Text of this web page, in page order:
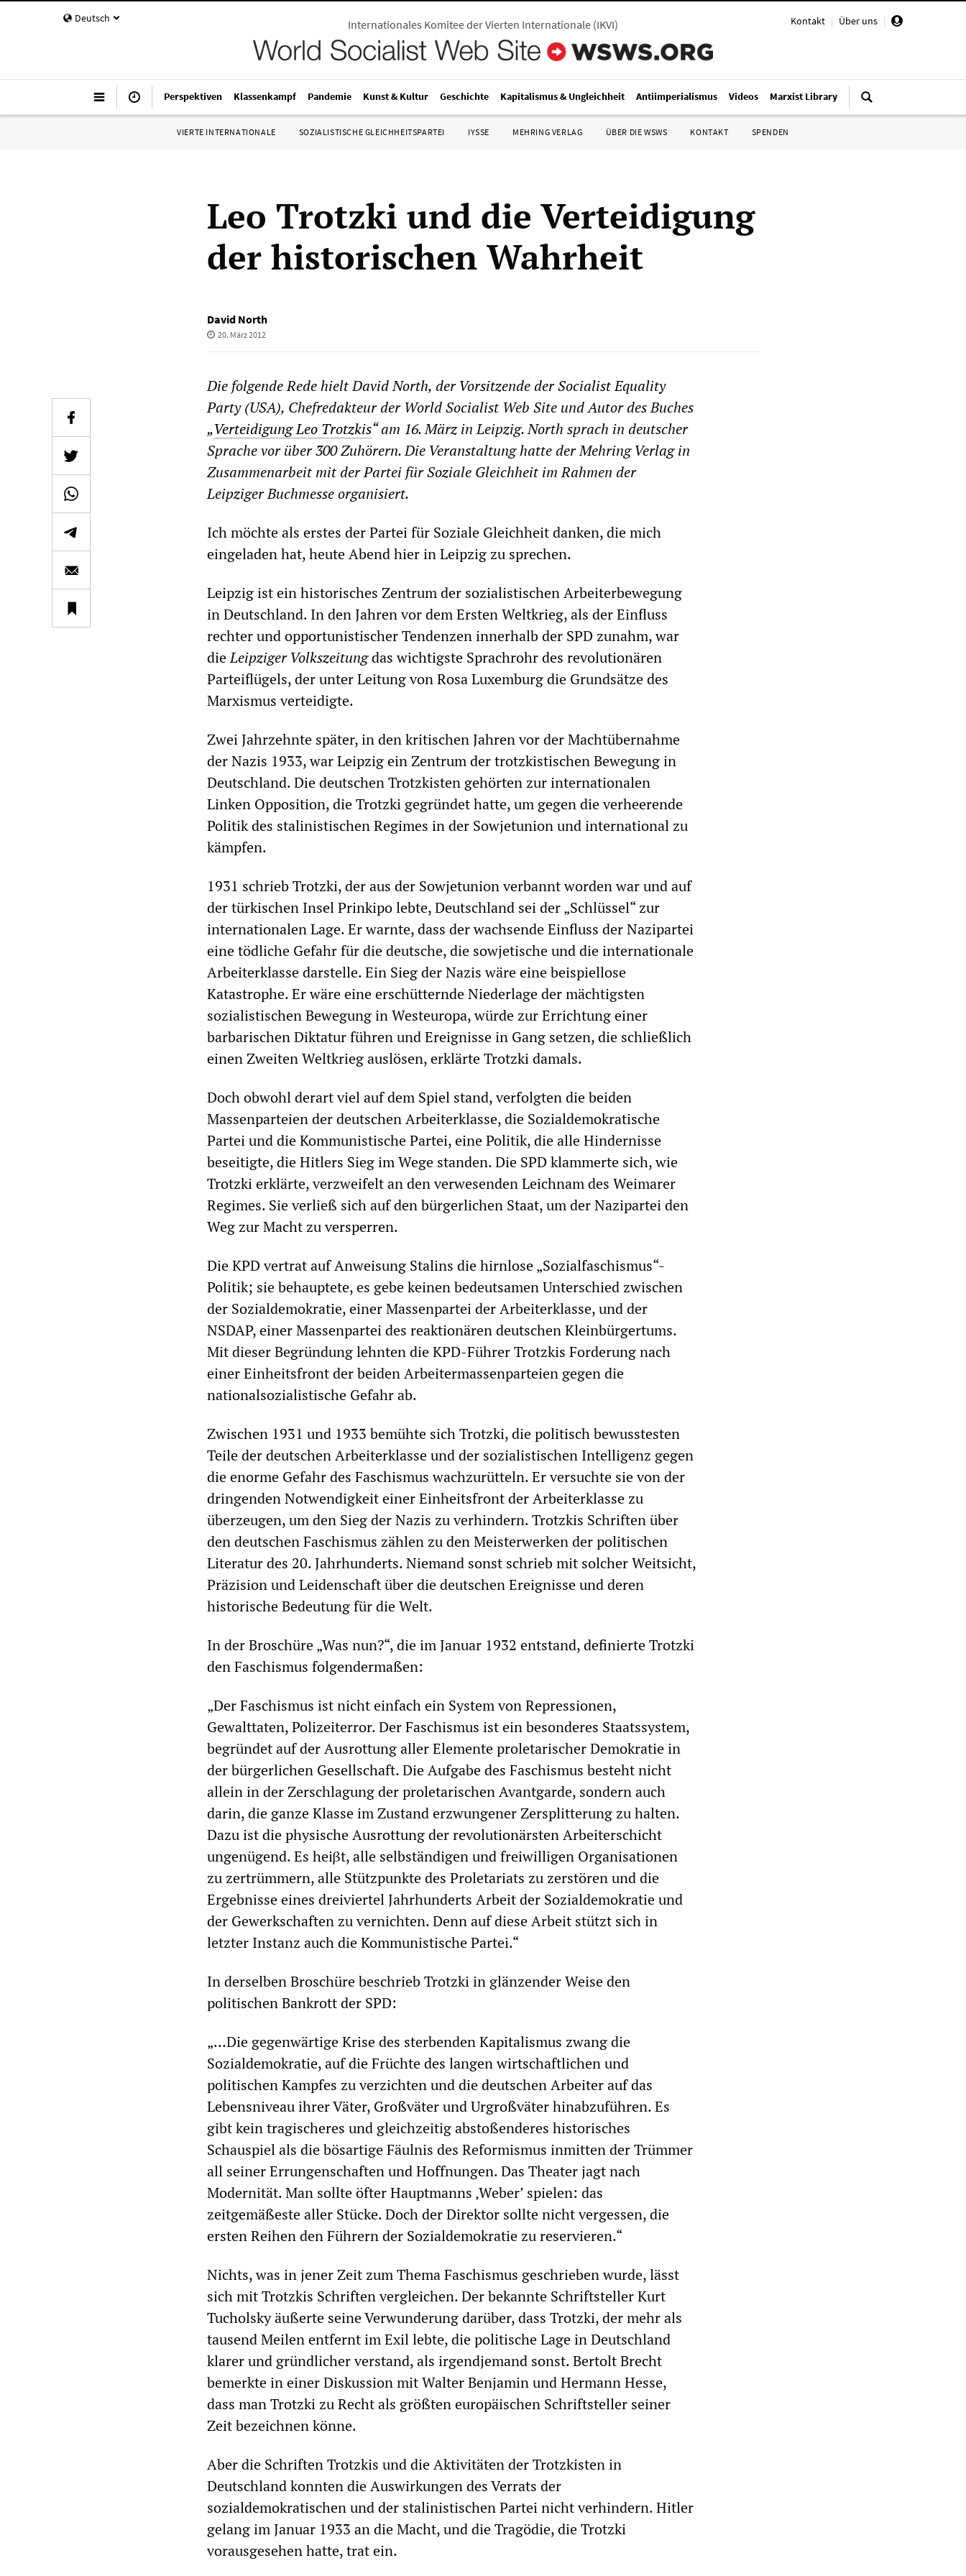
Deutsch Kontakt | Über uns |
Internationales Komitee der Vierten Internationale (IKVI)
Perspektiven Klassenkampf Pandemie Kunst & Kultur Geschichte Kapitalismus & Ungleichheit Antiimperialismus Videos Marxist Library
VIERTE INTERNATIONALE SOZIALISTISCHE GLEICHHEITSPARTEI IYSSE MEHRING VERLAG ÜBER DIE WSWS KONTAKT SPENDEN
Leo Trotzki und die Verteidigung
der historischen Wahrheit
David North
20. März 2012
Die folgende Rede hielt David North, der Vorsitzende der Socialist Equality
Party (USA), Chefredakteur der World Socialist Web Site und Autor des Buches
„Verteidigung Leo Trotzkis“ am 16. März in Leipzig. North sprach in deutscher
Sprache vor über 300 Zuhörern. Die Veranstaltung hatte der Mehring Verlag in
Zusammenarbeit mit der Partei für Soziale Gleichheit im Rahmen der
Leipziger Buchmesse organisiert.
Ich möchte als erstes der Partei für Soziale Gleichheit danken, die mich
eingeladen hat, heute Abend hier in Leipzig zu sprechen.
Leipzig ist ein historisches Zentrum der sozialistischen Arbeiterbewegung
in Deutschland. In den Jahren vor dem Ersten Weltkrieg, als der Einfluss
rechter und opportunistischer Tendenzen innerhalb der SPD zunahm, war
dieLeipziger Volkszeitungdas wichtigste Sprachrohr des revolutionären
Parteiflügels, der unter Leitung von Rosa Luxemburg die Grundsätze des
Marxismus verteidigte.
Zwei Jahrzehnte später, in den kritischen Jahren vor der Machtübernahme
der Nazis 1933, war Leipzig ein Zentrum der trotzkistischen Bewegung in
Deutschland. Die deutschen Trotzkisten gehörten zur internationalen
Linken Opposition, die Trotzki gegründet hatte, um gegen die verheerende
Politik des stalinistischen Regimes in der Sowjetunion und international zu
kämpfen.
1931 schrieb Trotzki, der aus der Sowjetunion verbannt worden war und auf
der türkischen Insel Prinkipo lebte, Deutschland sei der „Schlüssel“ zur
internationalen Lage. Er warnte, dass der wachsende Einfluss der Nazipartei
eine tödliche Gefahr für die deutsche, die sowjetische und die internationale
Arbeiterklasse darstelle. Ein Sieg der Nazis wäre eine beispiellose
Katastrophe. Er wäre eine erschütternde Niederlage der mächtigsten
sozialistischen Bewegung in Westeuropa, würde zur Errichtung einer
barbarischen Diktatur führen und Ereignisse in Gang setzen, die schließlich
einen Zweiten Weltkrieg auslösen, erklärte Trotzki damals.
Doch obwohl derart viel auf dem Spiel stand, verfolgten die beiden
Massenparteien der deutschen Arbeiterklasse, die Sozialdemokratische
Partei und die Kommunistische Partei, eine Politik, die alle Hindernisse
beseitigte, die Hitlers Sieg im Wege standen. Die SPD klammerte sich, wie
Trotzki erklärte, verzweifelt an den verwesenden Leichnam des Weimarer
Regimes. Sie verließ sich auf den bürgerlichen Staat, um der Nazipartei den
Weg zur Macht zu versperren.
Die KPD vertrat auf Anweisung Stalins die hirnlose „Sozialfaschismus“-
Politik; sie behauptete, es gebe keinen bedeutsamen Unterschied zwischen
der Sozialdemokratie, einer Massenpartei der Arbeiterklasse, und der
NSDAP, einer Massenpartei des reaktionären deutschen Kleinbürgertums.
Mit dieser Begründung lehnten die KPD-Führer Trotzkis Forderung nach
einer Einheitsfront der beiden Arbeitermassenparteien gegen die
nationalsozialistische Gefahr ab.
Zwischen 1931 und 1933 bemühte sich Trotzki, die politisch bewusstesten
Teile der deutschen Arbeiterklasse und der sozialistischen Intelligenz gegen
die enorme Gefahr des Faschismus wachzurütteln. Er versuchte sie von der
dringenden Notwendigkeit einer Einheitsfront der Arbeiterklasse zu
überzeugen, um den Sieg der Nazis zu verhindern. Trotzkis Schriften über
den deutschen Faschismus zählen zu den Meisterwerken der politischen
Literatur des 20. Jahrhunderts. Niemand sonst schrieb mit solcher Weitsicht,
Präzision und Leidenschaft über die deutschen Ereignisse und deren
historische Bedeutung für die Welt.
In der Broschüre „Was nun?“, die im Januar 1932 entstand, definierte Trotzki
den Faschismus folgendermaßen:
„Der Faschismus ist nicht einfach ein System von Repressionen,
Gewalttaten, Polizeiterror. Der Faschismus ist ein besonderes Staatssystem,
begründet auf der Ausrottung aller Elemente proletarischer Demokratie in
der bürgerlichen Gesellschaft. Die Aufgabe des Faschismus besteht nicht
allein in der Zerschlagung der proletarischen Avantgarde, sondern auch
darin, die ganze Klasse im Zustand erzwungener Zersplitterung zu halten.
Dazu ist die physische Ausrottung der revolutionärsten Arbeiterschicht
ungenügend. Es heiβt, alle selbständigen und freiwilligen Organisationen
zu zertrümmern, alle Stützpunkte des Proletariats zu zerstören und die
Ergebnisse eines dreiviertel Jahrhunderts Arbeit der Sozialdemokratie und
der Gewerkschaften zu vernichten. Denn auf diese Arbeit stützt sich in
letzter Instanz auch die Kommunistische Partei.“
In derselben Broschüre beschrieb Trotzki in glänzender Weise den
politischen Bankrott der SPD:
„…Die gegenwärtige Krise des sterbenden Kapitalismus zwang die
Sozialdemokratie, auf die Früchte des langen wirtschaftlichen und
politischen Kampfes zu verzichten und die deutschen Arbeiter auf das
Lebensniveau ihrer Väter, Großväter und Urgroßväter hinabzuführen. Es
gibt kein tragischeres und gleichzeitig abstoßenderes historisches
Schauspiel als die bösartige Fäulnis des Reformismus inmitten der Trümmer
all seiner Errungenschaften und Hoffnungen. Das Theater jagt nach
Modernität. Man sollte öfter Hauptmanns ‚Weber’ spielen: das
zeitgemäßeste aller Stücke. Doch der Direktor sollte nicht vergessen, die
ersten Reihen den Führern der Sozialdemokratie zu reservieren.“
Nichts, was in jener Zeit zum Thema Faschismus geschrieben wurde, lässt
sich mit Trotzkis Schriften vergleichen. Der bekannte Schriftsteller Kurt
Tucholsky äußerte seine Verwunderung darüber, dass Trotzki, der mehr als
tausend Meilen entfernt im Exil lebte, die politische Lage in Deutschland
klarer und gründlicher verstand, als irgendjemand sonst. Bertolt Brecht
bemerkte in einer Diskussion mit Walter Benjamin und Hermann Hesse,
dass man Trotzki zu Recht als größten europäischen Schriftsteller seiner
Zeit bezeichnen könne.
Aber die Schriften Trotzkis und die Aktivitäten der Trotzkisten in
Deutschland konnten die Auswirkungen des Verrats der
sozialdemokratischen und der stalinistischen Partei nicht verhindern. Hitler
gelang im Januar 1933 an die Macht, und die Tragödie, die Trotzki
vorausgesehen hatte, trat ein.